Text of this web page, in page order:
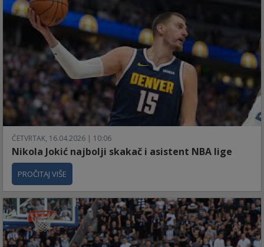
ČETVRTAK, 16.04.2026 | 10:06
Nikola Jokić najbolji skakač i asistent NBA lige
PROČITAJ VIŠE